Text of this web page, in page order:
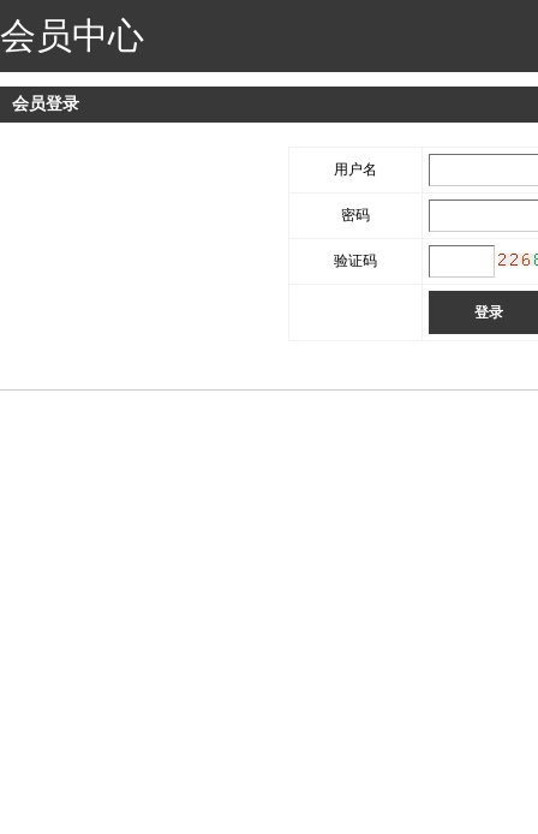
会员中心
会员登录
用户名
密码
验证码